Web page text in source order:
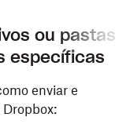
ou pastas
específicas
enviar e